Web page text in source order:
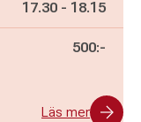
Pågår mellan
17.30 - och
18.15
500:-
Läs mer